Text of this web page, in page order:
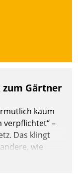
zum Gärtner
kaum
verpflichtet“ –
Das klingt
wie
der